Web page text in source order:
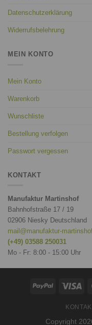
Datenschutzerklärung
Widerrufsbelehrung
MEIN KONTO
Mein Konto
Warenkorb
Wunschliste
Bestellung verfolgen
Passwort vergessen
KONTAKT
Manufaktur Martinshof
Bahnhofstraße 17 / 19
02906 Niesky Deutschland
mail@manufaktur-
(+49) 03588 250031
Mo - Fr: 8:00 - 15:00 Uhr
Copyright